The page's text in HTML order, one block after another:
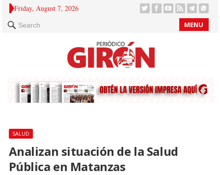
Friday, August 7, 2026
Search MENU
SALUD
Analizan situación de la Salud
Pública en Matanzas